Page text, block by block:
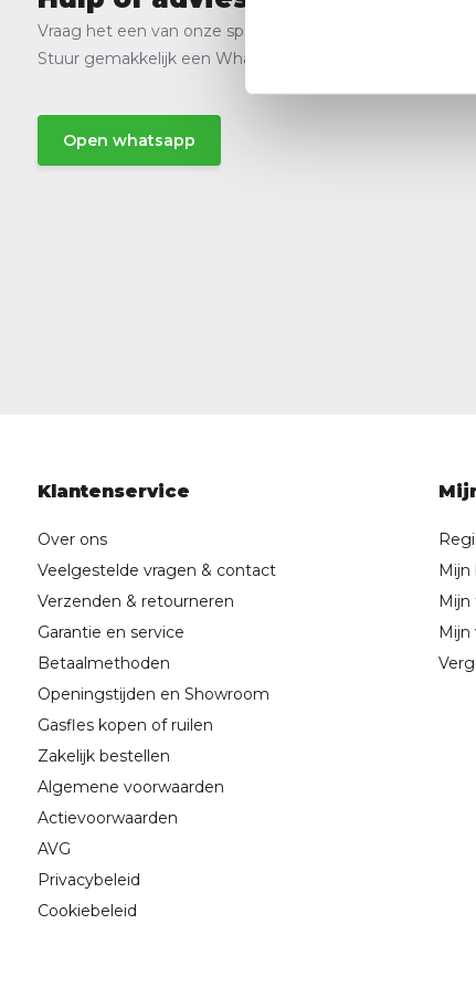
Vraag het een van onze specialisten!
Stuur gemakkelijk een Whatsapp.
Open whatsapp
Klantenservice
Over ons
Veelgestelde vragen & contact
Verzenden & retourneren
Garantie en service
Betaalmethoden
Openingstijden en Showroom
Gasfles kopen of ruilen
Zakelijk bestellen
Algemene voorwaarden
Actievoorwaarden
AVG
Privacybeleid
Cookiebeleid
Mijn
Mijn